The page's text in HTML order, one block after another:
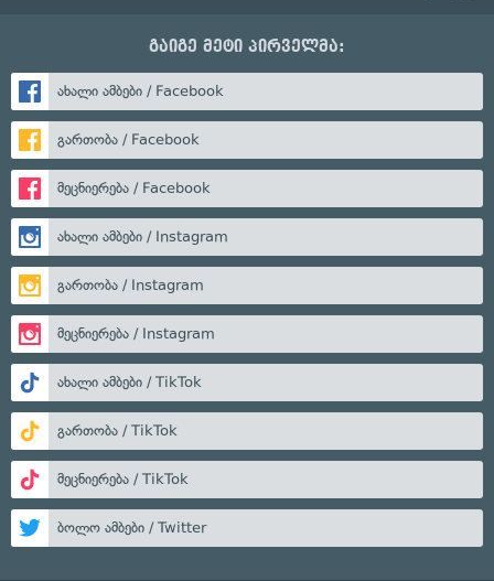
გაიგე მეტი პირველმა:
ახალი ამბები / Facebook
გართობა / Facebook
მეცნიერება / Facebook
ახალი ამბები / Instagram
გართობა / Instagram
მეცნიერება / Instagram
ახალი ამბები / TikTok
გართობა / TikTok
მეცნიერება / TikTok
ბოლო ამბები / Twitter